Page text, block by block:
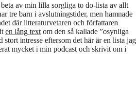
av min lilla sorgliga to do-lista av allt
tre barn i avslutningstider, men hamnade
där litteraturvetaren och författaren
en lång text om den så kallade ”osynliga
stort intresse eftersom det här är en lista jag
mycket i min podcast och skrivit om i